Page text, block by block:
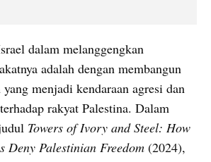
dalam melanggengkan
adalah dengan membangun
menjadi kendaraan agresi dan
rakyat Palestina. Dalam
Towers of Ivory and Steel: How
Deny Palestinian Freedom (2024),